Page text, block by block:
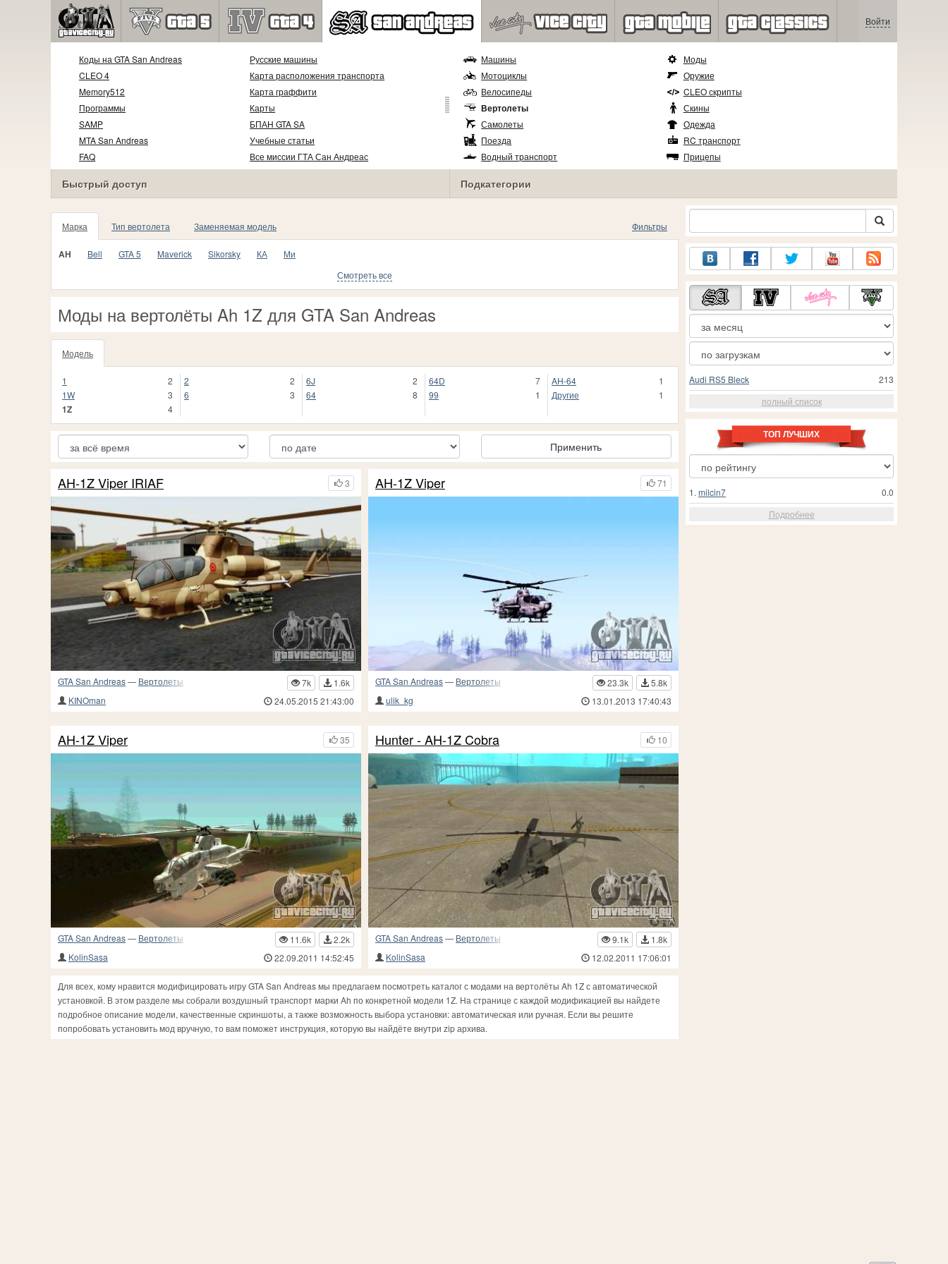
Войти
Коды на GTA San Andreas
CLEO 4
Memory512
Программы
SAMP
MTA San Andreas
FAQ
Русские машины
Карта расположения транспорта
Карта граффити
Карты
БПАН GTA SA
Учебные статьи
Все миссии ГТА Сан Андреас
Быстрый доступ
Машины
Мотоциклы
Велосипеды
Вертолеты
Самолеты
Поезда
Водный транспорт
Моды
Оружие
CLEO скрипты
Скины
Одежда
RC транспорт
Прицепы
Подкатегории
Марка Тип вертолета Заменяемая модель Фильтры
AH Bell GTA 5 Maverick Sikorsky КА
Ми
Смотреть все
Моды на вертолёты Ah 1Z для GTA San Andreas
Модель
1
2
1W
3
1Z 4
2
2
6
3
6J
2
64
8
64D
7
99
1
AH-64
1
Другие
1
Применить
3
AH-1Z Viper IRIAF
GTA San Andreas— Вертолеты 7k
1.6k
KINOman
24.05.2015 21:43:00
71
AH-1Z Viper
GTA San Andreas— Вертолеты 23.3k
5.8k
ulik_kg
13.01.2013 17:40:43
35
AH-1Z Viper
GTA San Andreas— Вертолеты 11.6k
2.2k
KolinSasa
22.09.2011 14:52:45
10
Hunter - AH-1Z Cobra
GTA San Andreas— Вертолеты 9.1k
1.8k
KolinSasa
12.02.2011 17:06:01
Для всех, кому нравится модифицировать игру GTA San Andreas мы предлагаем посмотреть каталог с модами на вертолёты Ah 1Z с автоматической
установкой. В этом разделе мы собрали воздушный транспорт марки Ah по конкретной модели 1Z. На странице с каждой модификацией вы найдете
подробное описание модели, качественные скриншоты, а также возможность выбора установки: автоматическая или ручная. Если вы решите
попробовать установить мод вручную, то вам поможет инструкция, которую вы найдёте внутри zip архива.
213
Audi RS5 Bleck
полный список
ТОП ЛУЧШИХ
0.0
1. milcin7
Подробнее